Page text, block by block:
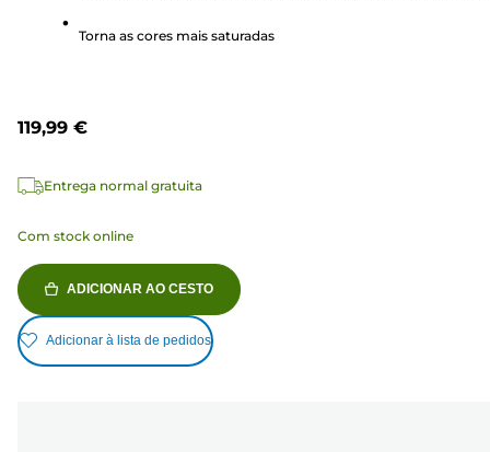
Torna as cores mais saturadas
119,99 €
Entrega normal gratuita
Com stock online
ADICIONAR AO CESTO
Adicionar à lista de pedidos